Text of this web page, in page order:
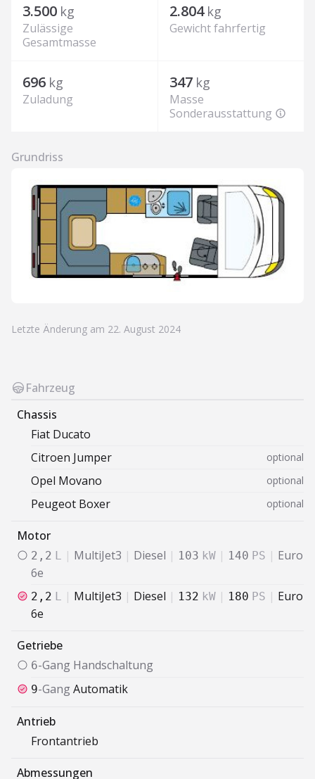
3.500 kg
Zulässige
Gesamtmasse
2.804 kg
Gewicht fahrfertig
696 kg
Zuladung
347 kg
Masse
Sonderausstattung
Grundriss
Letzte Änderung am 22. August 2024
Fahrzeug
Chassis
Fiat Ducato
Citroen Jumper optional
Opel Movano optional
Peugeot Boxer optional
Motor
2,2 L | MultiJet3 | Diesel | 103 kW | 140 PS | Euro
6e
2,2 L | MultiJet3 | Diesel | 132 kW | 180 PS | Euro
6e
Getriebe
6-Gang Handschaltung
9-GangAutomatik
Antrieb
Frontantrieb
Abmessungen